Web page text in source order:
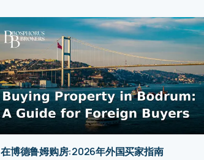
在博德鲁姆购房:2026年外国买家指南